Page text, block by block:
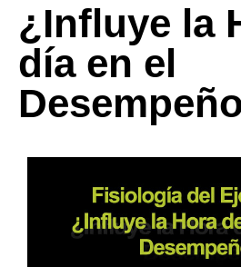
¿Influye la
día en el